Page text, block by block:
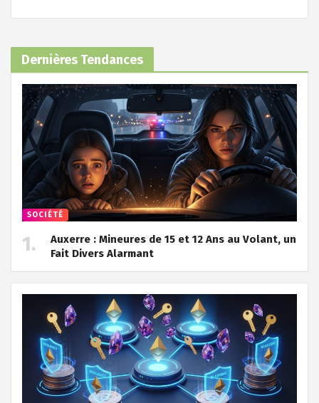
Dernières Tendances
SOCIÉTÉ
Auxerre : Mineures de 15 et 12 Ans au Volant, un
Fait Divers Alarmant